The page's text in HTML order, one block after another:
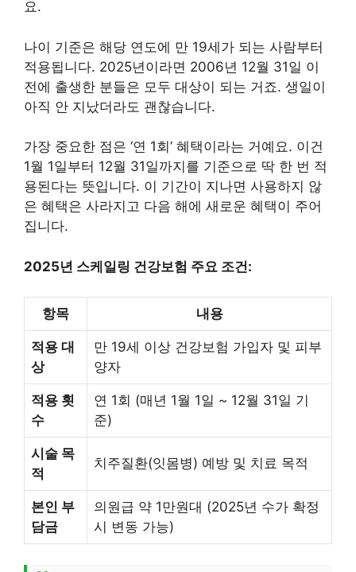
요.
나이 기준은 해당 연도에 만 19세가 되는 사람부터
적용됩니다. 2025년이라면 2006년 12월 31일 이
전에 출생한 분들은 모두 대상이 되는 거죠. 생일이
아직 안 지났더라도 괜찮습니다.
가장 중요한 점은 ‘연 1회’ 혜택이라는 거예요. 이건
1월 1일부터 12월 31일까지를 기준으로 딱 한 번 적
용된다는 뜻입니다. 이 기간이 지나면 사용하지 않
은 혜택은 사라지고 다음 해에 새로운 혜택이 주어
집니다.
2025년 스케일링 건강보험 주요 조건:
항목 내용
적용 대
상
만 19세 이상 건강보험 가입자 및 피부
양자
적용 횟
수
연 1회 (매년 1월 1일 ~ 12월 31일 기
준)
시술 목
적
치주질환(잇몸병) 예방 및 치료 목적
본인 부
담금
의원급 약 1만원대 (2025년 수가 확정
시 변동 가능)